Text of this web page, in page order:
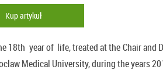
Kup artykuł
18th year of life, treated at the Chair and
Medical University, during the years